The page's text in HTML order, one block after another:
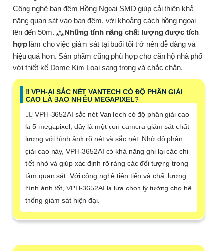
Công nghệ ban đêm Hồng Ngoại SMD giúp cải thiện khả
năng quan sát vào ban đêm, với khoảng cách hồng ngoại
lên đến 50m. ⁂Những tính năng chất lượng được tích
hợp làm cho việc giám sát tại buổi tối trở nên dễ dàng và
hiệu quả hơn. Sản phẩm cũng phù hợp cho căn hộ nhà phố
với thiết kế Dome Kim Loại sang trọng và chắc chắn.
‼️ VPH-AI SẮC NÉT VANTECH CÓ ĐỘ PHÂN GIẢI
CAO LÀ BAO NHIÊU MEGAPIXEL?
❤️‍💋‍ VPH-3652AI sắc nét VanTech có độ phân giải cao
là 5 megapixel, đây là một con camera giám sát chất
lượng với hình ảnh rõ nét và sắc nét. Nhờ độ phân
giải cao này, VPH-3652AI có khả năng ghi lại các chi
tiết nhỏ và giúp xác định rõ ràng các đối tượng trong
tầm quan sát. Với công nghệ tiên tiến và chất lượng
hình ảnh tốt, VPH-3652AI là lựa chọn lý tưởng cho hệ
thống giám sát hiện đại.